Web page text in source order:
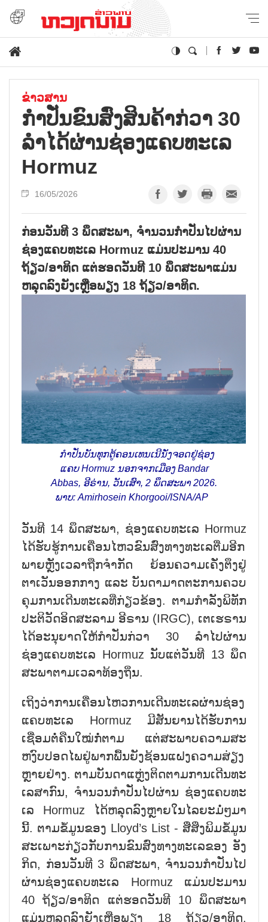
ຂ່າວສານ
ກຳ​ປັ່ນ​ຂົນ​ສົ່ງ​ສິນ​ຄ້າ​ກ່​ວາ 30
ລຳ​ໄດ້​ຜ່ານ​ຊ່ອງ​ແຄບ​ທະ​ເລ
Hormuz
16/05/2026
ກ່ອນ​ວັນ​ທີ 3 ພຶດ​ສະ​ພາ, ຈຳ​ນວນ​ກຳ​ປັ່ນ​ໄປ​ຜ່ານ
ຊ່ອງ​ແຄບ​ທະ​ເລ Hormuz ແມ່ນ​ປະ​ມານ 40 ​
ຖ້ຽວ/ອາ​ທິດ ແຕ່​ຮອດ​ວັນ​ທີ 10 ພຶດ​ສະ​ພາ​ແມ່ນ​
ຫລຸດ​ລົງ​ຍັງ​ເຫຼືອ​ພຽງ 18 ຖ້ຽວ/ອາ​ທິດ.
ກຳ​ປັ່ນ​ບັນທຸກ​ຕູ້​ຄອນ​ເທນ​ເນີ​ນັ່ງ​ຈອດ​ຢູ່​ຊ່ອງ​
ແຄບ Hormuz ນອກ​ຈາກ​ເມືອງ Bandar
Abbas, ອີ​ຣ່ານ, ວັນ​ເສົາ, 2 ພຶດສະພາ 2026.
ພາບ: Amirhosein Khorgooi/ISNA/AP
ວັນ​ທີ 14 ພຶດ​ສະ​ພາ, ຊ່ອງ​ແຄບ​ທະ​ເລ Hormuz
ໄດ​້ຮັບ​ຮູ້​ການ​ເຄື່ອນ​ໄຫວ​ຂົນ​ສົ່ງ​ທາງ​ທະ​ເລ​ຕື່ມ​ອີກ
ພາຍ​ຫຼັງ​ເວ​ລາ​ຖືກ​ຈຳ​ກັດ ຍ້ອນ​ຄວາມ​ເຄັ່ງ​ຕຶງ​ຢູ່​
ຕາ​ເວັນ​ອອກ​ກາງ ແລະ ບັນ​ດາ​ມາດ​ຕະ​ການ​ຄວບ​
ຄຸມ​ການ​ເດີນ​ທະ​ເລ​ທີ່​ກ່ຽວ​ຂ້ອງ. ຕາມ​ກຳ​ລັງ​ພິ​ທັກ​
ປະ​ຕິ​ວັດ​ອິດ​ສະ​ລາມ ອີ​ຣານ (IRGC), ເຕ​ເຮ​ຣານ
ໄດ້​ອະ​ນຸ​ຍາດ​ໃຫ້ກຳ​ປັ່ນ​ກ່​ວາ 30 ລຳ​ໄປ​ຜ່ານ
ຊ່ອງ​ແຄບ​ທະ​ເລ Hormuz ນັບ​ແຕ່ວັນ​ທີ 13 ພຶດ​
ສະ​ພາ​ຕາ​ມ​ເວ​ລາ​ທ້ອງ​ຖິ່ນ.
ເຖິງວ່າ​ການ​ເຄື່ອນ​ໄຫວ​ການ​ເດີນ​ທະ​ເລ​ຜ່ານຊ່ອງ​
ແຄບ​ທະ​ເລ Hormuz ມີ​ສັນ​ຍານໄດ້​ຮັບ​ການ​
ເຊື່ອມ​ຕໍ່​ຄືນ​ໃໝ່​ກໍ່​ຕາມ ແຕ່​ສະ​ພາບ​ຄວາມ​ສະ​
ຫງົບ​ປອດ​ໄພ​ຢູ່​ພາກ​ພື້ນ​ຍັງ​ຊ້ອ​ນ​ແຝງ​ຄວາມ​ສ່ຽງ
ຫຼາຍ​ຢ່າງ. ຕາມ​ບັນ​ດາ​ແຫຼ່ງ​ຕິດ​ຕາມ​ການ​ເດີນ​ທະ​
ເລ​ສາ​ກົນ, ຈຳ​ນວນ​ກຳ​ປັ່ນ​ໄປ​ຜ່ານ ຊ່ອງ​ແຄບ​ທະ​
ເລ Hormuz ໄດ້ຫລຸດ​ລົງຫຼາຍ​ໃນ​ໄລ​ຍະ​ມໍ່ໆ​ມາ
ນີ້. ຕາມ​ຂໍ້​ມູນ​ຂອງ Lloyd’s List - ສື່​ສິ່ງ​ພິມ​ຂໍ້​ມູນ​
ສະ​ເພາະ​ກ່ຽວ​ກັບ​ການ​ຂົນ​ສົ່ງ​ທາງ​ທະ​ເລຂອງ ອັງ​
ກິດ, ກ່ອນ​ວັນ​ທີ 3 ພຶດ​ສະ​ພາ, ຈຳ​ນວນ​ກຳ​ປັ່ນ​ໄປ​
ຜ່ານຊ່ອງ​ແຄບ​ທະ​ເລ Hormuz ແມ່ນ​ປະ​ມານ
40 ​ຖ້ຽວ/ອາ​ທິດ ແຕ່​ຮອດ​ວັນ​ທີ 10 ພຶດ​ສະ​ພາ​
ແມ່ນ​ຫລຸດ​ລົງ​ຍັງ​ເຫຼືອ​ພຽງ 18 ຖ້ຽວ/ອາ​ທິດ.